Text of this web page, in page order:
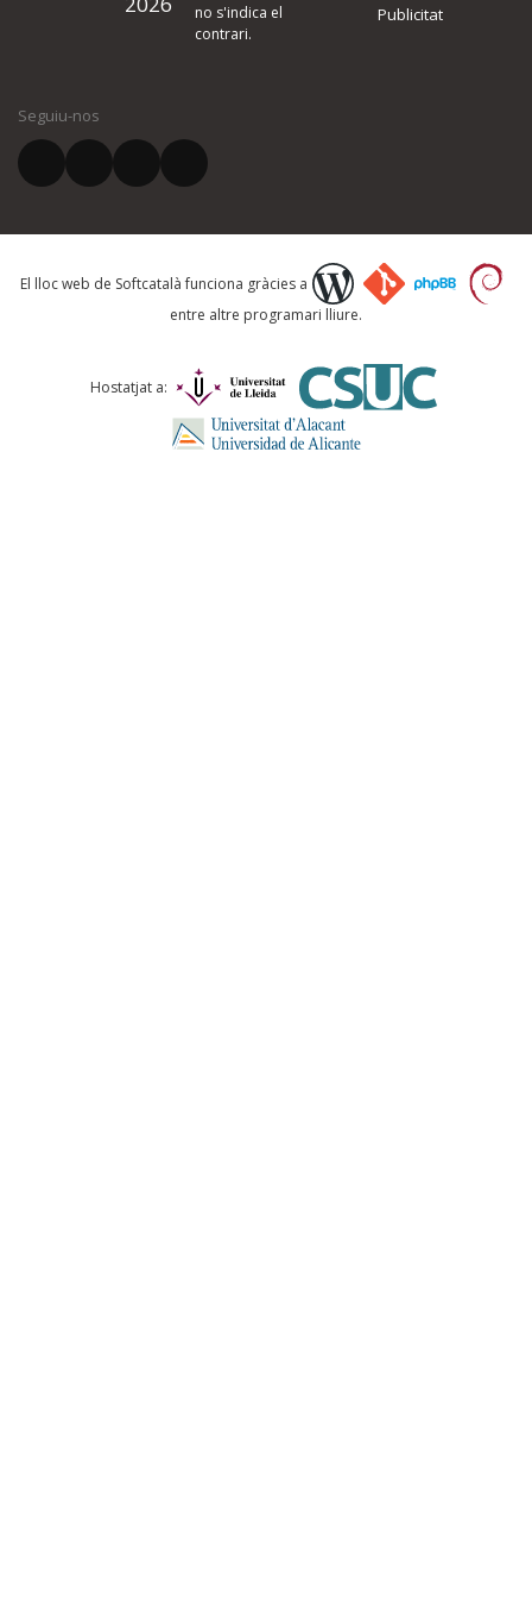
quina és la millora que proposeu o l'error del qual voleu informar-
El vostre correu electrònic *
Què proposeu?
Comentari *
no s'indica el
contrari.
Publicitat
Seguiu-nos
El lloc web de Softcatalà funciona gràcies a
entre altre programari lliure.
Hostatjat a: